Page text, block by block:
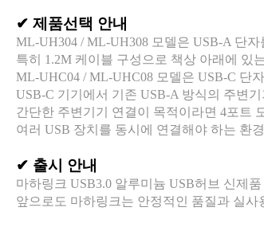
✔ 제품선택 안내
ML-UH304 / ML-UH308 모델은 USB-A 단
특히 1.2M 케이블 구성으로 책상 아래에 있
ML-UHC04 / ML-UHC08 모델은 USB-C 단
USB-C 기기에서 기존 USB-A 방식의 주변
간단한 주변기기 연결이 목적이라면 4포트
여러 USB 장치를 동시에 연결해야 하는 환
✔ 출시 안내
마하링크 USB3.0 알루미늄 USB허브 신제
앞으로도 마하링크는 안정적인 품질과 실